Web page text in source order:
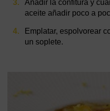
Añadir la confitura y
aceite añadir poco a
Emplatar, espolvorear
un soplete.